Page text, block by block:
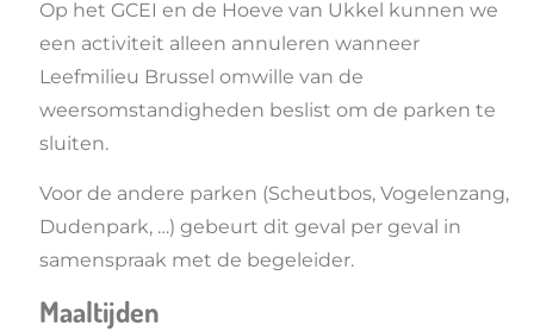
Op het GCEI en de Hoeve van Ukkel kunnen we
een activiteit alleen annuleren wanneer
Leefmilieu Brussel omwille van de
weersomstandigheden beslist om de parken te
sluiten.
Voor de andere parken (Scheutbos, Vogelenzang,
Dudenpark, …) gebeurt dit geval per geval in
samenspraak met de begeleider.
Maaltijden